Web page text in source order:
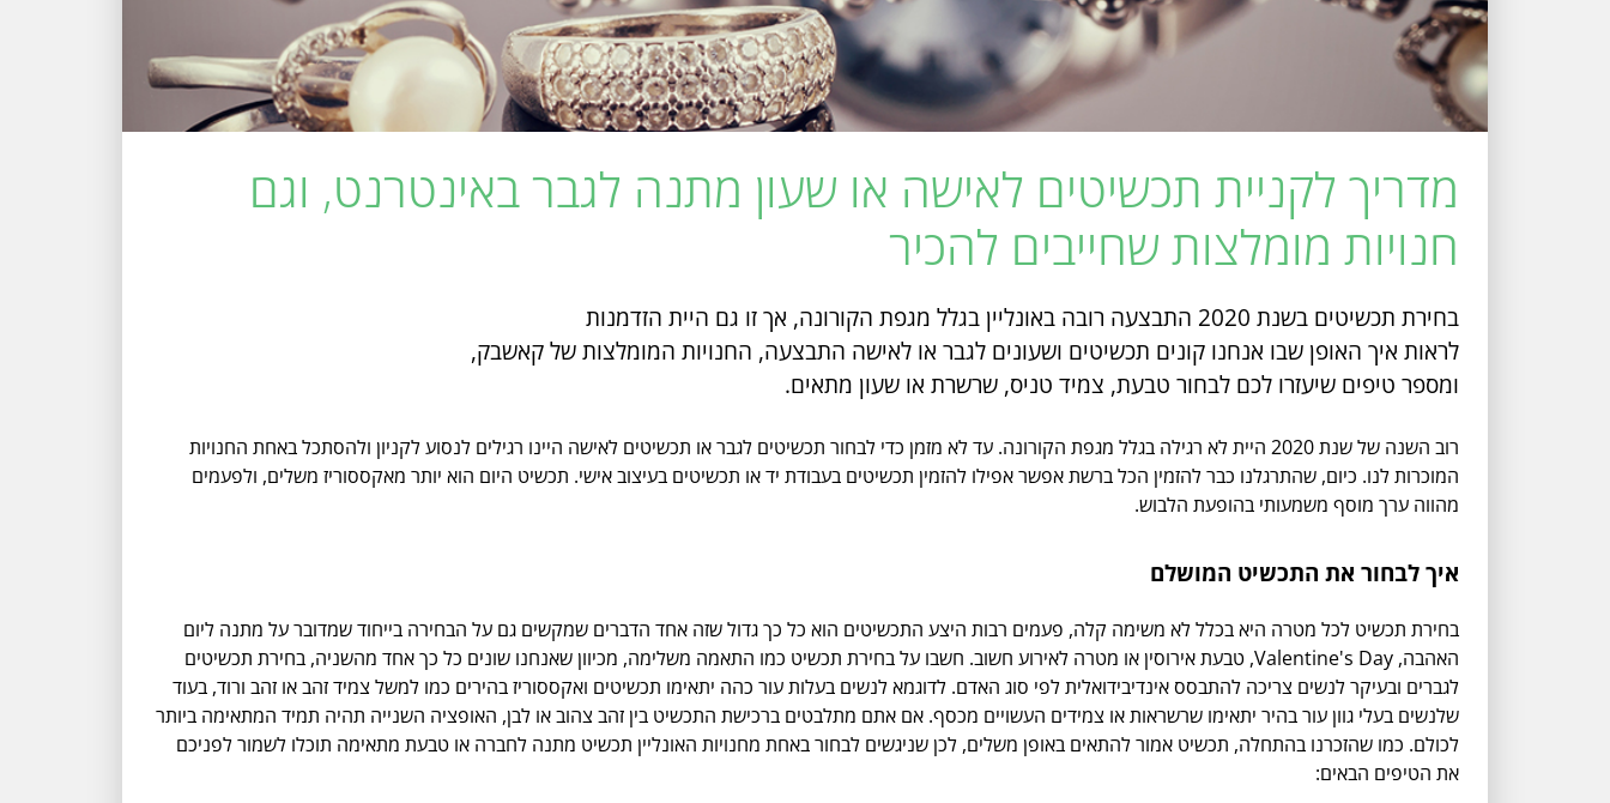
מדריך לקניית תכשיטים לאישה או שעון מתנה לגבר באינטרנט, וגם
חנויות מומלצות שחייבים להכיר
בחירת תכשיטים בשנת 2020 התבצעה רובה באונליין בגלל מגפת הקורונה, אך זו גם היית הזדמנות
לראות איך האופן שבו אנחנו קונים תכשיטים ושעונים לגבר או לאישה התבצעה, החנויות המומלצות של קאשבק,
ומספר טיפים שיעזרו לכם לבחור טבעת, צמיד טניס, שרשרת או שעון מתאים.
רוב השנה של שנת 2020 היית לא רגילה בגלל מגפת הקורונה. עד לא מזמן כדי לבחור תכשיטים לגבר או תכשיטים לאישה היינו רגילים לנסוע לקניון ולהסתכל באחת החנויות
המוכרות לנו. כיום, שהתרגלנו כבר להזמין הכל ברשת אפשר אפילו להזמין תכשיטים בעבודת יד או תכשיטים בעיצוב אישי. תכשיט היום הוא יותר מאקססוריז משלים, ולפעמים
מהווה ערך מוסף משמעותי בהופעת הלבוש.
איך לבחור את התכשיט המושלם
בחירת תכשיט לכל מטרה היא בכלל לא משימה קלה, פעמים רבות היצע התכשיטים הוא כל כך גדול שזה אחד הדברים שמקשים גם על הבחירה בייחוד שמדובר על מתנה ליום
האהבה, Valentine's Day, טבעת אירוסין או מטרה לאירוע חשוב. חשבו על בחירת תכשיט כמו התאמה משלימה, מכיוון שאנחנו שונים כל כך אחד מהשניה, בחירת תכשיטים
לגברים ובעיקר לנשים צריכה להתבסס אינדיבידואלית לפי סוג האדם. לדוגמא לנשים בעלות עור כהה יתאימו תכשיטים ואקססוריז בהירים כמו למשל צמיד זהב או זהב ורוד, בעוד
שלנשים בעלי גוון עור בהיר יתאימו שרשראות או צמידים העשויים מכסף. אם אתם מתלבטים ברכישת התכשיט בין זהב צהוב או לבן, האופציה השנייה תהיה תמיד המתאימה ביותר
לכולם. כמו שהזכרנו בהתחלה, תכשיט אמור להתאים באופן משלים, לכן שניגשים לבחור באחת מחנויות האונליין תכשיט מתנה לחברה או טבעת מתאימה תוכלו לשמור לפניכם
את הטיפים הבאים: